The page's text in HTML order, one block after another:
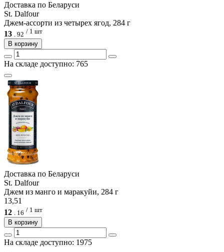
Доcтавка по Беларуси
St. Dalfour
Джем-ассорти из четырех ягод, 284 г
13 . 92 / 1 шт
В корзину
На складе доступно: 765
Доcтавка по Беларуси
St. Dalfour
Джем из манго и маракуйи, 284 г
13,51
12
16 / 1 шт
В корзину
На складе доступно: 1975